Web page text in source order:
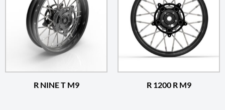
R NINE T M9 R 1200 R M9